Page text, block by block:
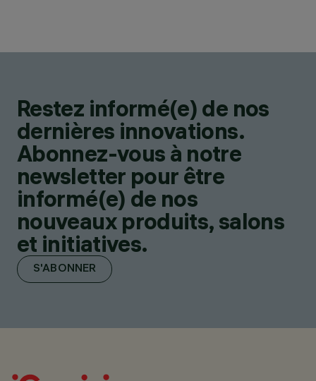
Restez informé(e) de nos
dernières innovations.
Abonnez-vous à notre
newsletter pour être
informé(e) de nos
nouveaux produits, salons
et initiatives.
S'ABONNER